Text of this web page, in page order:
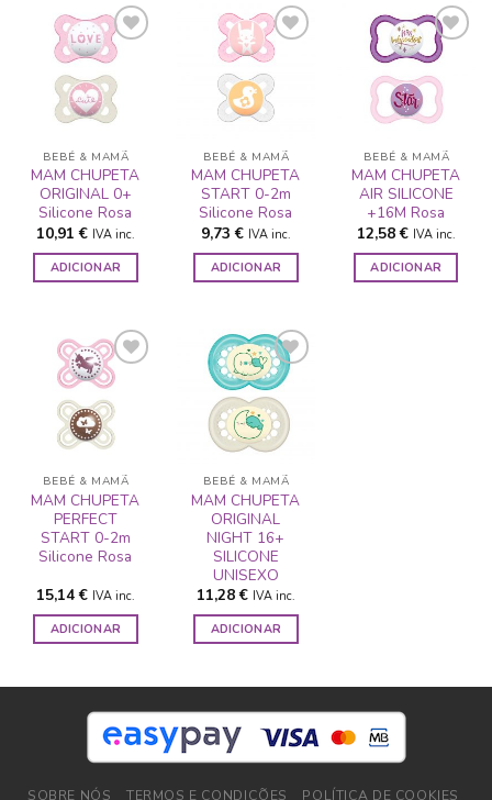
ADICIONAR
A LISTA DE
BEBÉ & MAMÃ
MAM CHUPETA
ORIGINAL 0+
Silicone Rosa
10,91€ IVA inc.
ADICIONAR
ADICIONAR
A LISTA DE
BEBÉ & MAMÃ
MAM CHUPETA
START 0-2m
Silicone Rosa
9,73€ IVA inc.
ADICIONAR
ADICIONAR
A LISTA DE
BEBÉ & MAMÃ
MAM CHUPETA
AIR SILICONE
+16M Rosa
12,58€ IVA inc.
ADICIONAR
ADICIONAR
A LISTA DE
BEBÉ & MAMÃ
MAM CHUPETA
PERFECT
START 0-2m
Silicone Rosa
15,14€ IVA inc.
ADICIONAR
ADICIONAR
A LISTA DE
BEBÉ & MAMÃ
MAM CHUPETA
ORIGINAL
NIGHT 16+
SILICONE
UNISEXO
11,28€ IVA inc.
ADICIONAR
SOBRE NÓS TERMOS E CONDIÇÕES POLÍTICA DE COOKIES